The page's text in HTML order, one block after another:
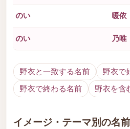
のい 暖依
のい 乃唯
野衣と一致する名前
野衣で
野衣で終わる名前
野衣を含
イメージ・テーマ別の名前